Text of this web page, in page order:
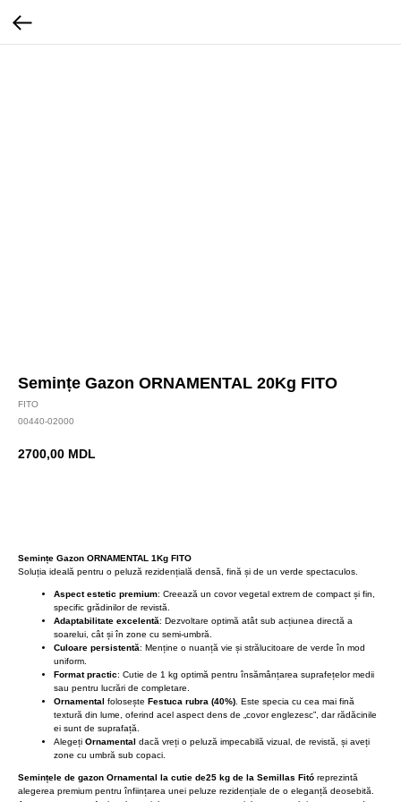
Semințe Gazon ORNAMENTAL 20Kg FITO
FITO
00440-02000
2700,00 MDL
Semințe Gazon ORNAMENTAL 1Kg FITO
Soluția ideală pentru o peluză rezidențială densă, fină și de un verde spectaculos.
Aspect estetic premium: Creează un covor vegetal extrem de compact și fin,
specific grădinilor de revistă.
Adaptabilitate excelentă: Dezvoltare optimă atât sub acțiunea directă a
soarelui, cât și în zone cu semi-umbră.
Culoare persistentă: Menține o nuanță vie și strălucitoare de verde în mod
uniform.
Format practic: Cutie de 1 kg optimă pentru însămânțarea suprafețelor medii
sau pentru lucrări de completare.
Ornamental folosește Festuca rubra (40%) . Este specia cu cea mai fină
textură din lume, oferind acel aspect dens de „covor englezesc”, dar rădăcinile
ei sunt de suprafață.
Alegeți Ornamental dacă vreți o peluză impecabilă vizual, de revistă, și aveți
zone cu umbră sub copaci.
Semințele de gazon Ornamental la cutie de25 kg de la Semillas Fitó reprezintă
alegerea premium pentru înființarea unei peluze rezidențiale de o eleganță deosebită.